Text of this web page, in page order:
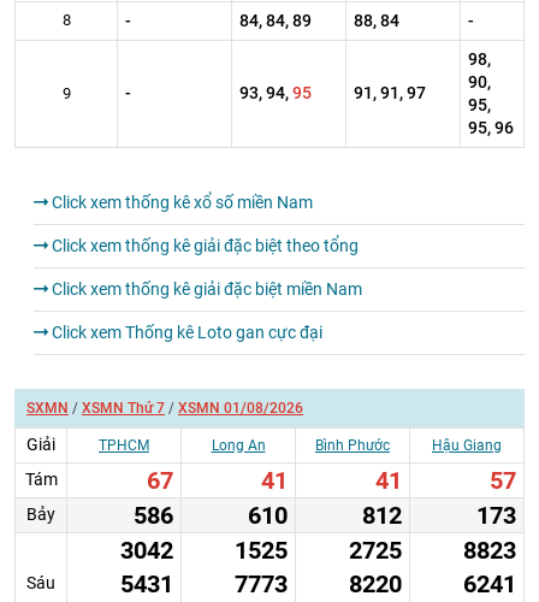
8 - 84, 84, 89 88, 84 -
9 - 93, 94,95 91, 91, 97
98,
90,
95,
95, 96
Click xem thống kê xổ số miền Nam
Click xem thống kê giải đặc biệt theo tổng
Click xem thống kê giải đặc biệt miền Nam
Click xem Thống kê Loto gan cực đại
SXMN / XSMN Thứ 7 / XSMN 01/08/2026
Giải TPHCM Long An Bình Phước Hậu Giang
Tám 67 41 41 57
Bảy 586 610 812 173
Sáu
3042
5431
1525
7773
2725
8220
8823
6241